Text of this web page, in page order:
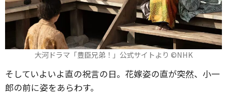
大河ドラマ「豊臣兄弟！」公式サイトより ©️NHK
そしていよいよ直の祝言の日。花嫁姿の直が突然、小一
郎の前に姿をあらわす。